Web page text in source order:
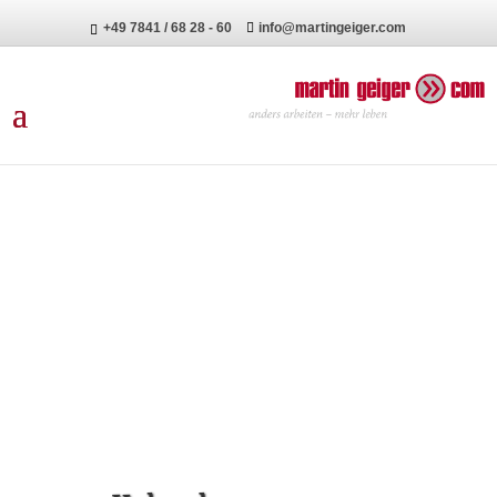
+49 7841 / 68 28 - 60 info@martingeiger.com